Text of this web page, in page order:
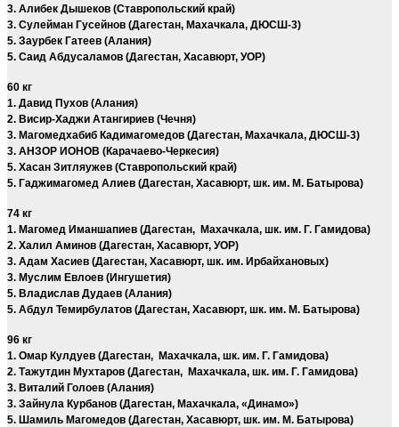
3. Алибек Дышеков (Ставропольский край)
3. Сулейман Гусейнов (Дагестан, Махачкала, ДЮСШ-3)
5. Заурбек Гатеев (Алания)
5. Саид Абдусаламов (Дагестан, Хасавюрт, УОР)
60 кг
1. Давид Пухов (Алания)
2. Висир-Хаджи Атангириев (Чечня)
3. Магомедхабиб Кадимагомедов (Дагестан, Махачкала, ДЮСШ-3)
3. АНЗОР ИОНОВ (Карачаево-Черкесия)
5. Хасан Зитляужев (Ставропольский край)
5. Гаджимагомед Алиев (Дагестан, Хасавюрт, шк. им. М. Батырова)
74 кг
1. Магомед Иманшапиев (Дагестан, Махачкала, шк. им. Г. Гамидова)
2. Халил Аминов (Дагестан, Хасавюрт, УОР)
3. Адам Хасиев (Дагестан, Хасавюрт, шк. им. Ирбайхановых)
3. Муслим Евлоев (Ингушетия)
5. Владислав Дудаев (Алания)
5. Абдул Темирбулатов (Дагестан, Хасавюрт, шк. им. М. Батырова)
96 кг
1. Омар Кулдуев (Дагестан, Махачкала, шк. им. Г. Гамидова)
2. Тажутдин Мухтаров (Дагестан, Махачкала, шк. им. Г. Гамидова)
3. Виталий Голоев (Алания)
3. Зайнула Курбанов (Дагестан, Махачкала, «Динамо»)
5. Шамиль Магомедов (Дагестан, Хасавюрт, шк. им. М. Батырова)